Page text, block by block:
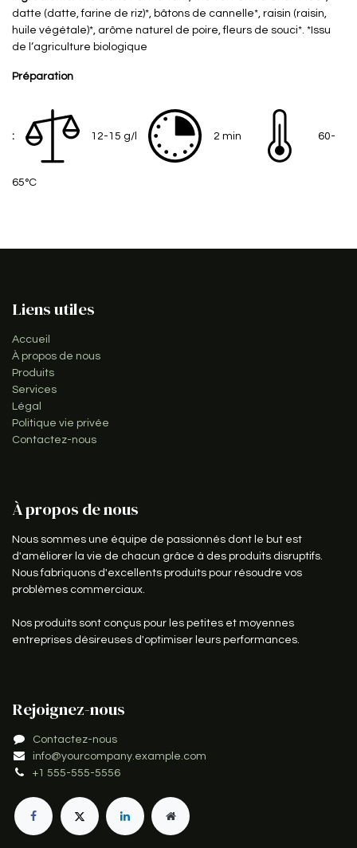
datte (datte, farine de riz)*, bâtons de cannelle*, raisin (raisin,
huile végétale)*, arôme naturel de poire, fleurs de souci*. *Issu
de l‘agriculture biologique
Préparation
: 12-15 g/l 2 min 60-
65°C
Liens utiles
Accueil
À propos de nous
Produits
Services
Légal
Politique vie privée
Contactez-nous
À propos de nous
Nous sommes une équipe de passionnés dont le but est
d'améliorer la vie de chacun grâce à des produits disruptifs.
Nous fabriquons d'excellents produits pour résoudre vos
problèmes commerciaux.
Nos produits sont conçus pour les petites et moyennes
entreprises désireuses d'optimiser leurs performances.
Rejoignez-nous
Contactez-nous
info@yourcompany.example.com
+1 555-555-5556